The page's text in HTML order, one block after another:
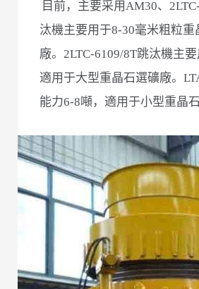
目前，主要采用AM30、
汰機主要用于8-30毫米粗粒
廠。2LTC-6109/8T跳汰機主
適用于大型重晶石選礦廠。
能力6-8噸，適用于小型重晶石